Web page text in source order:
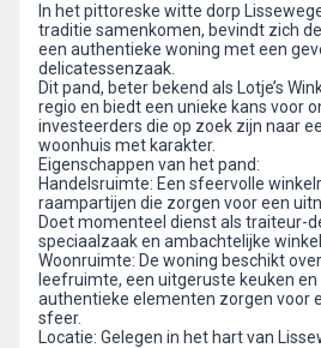
In het pittoreske witte dorp
traditie samenkomen, bevindt zich
een authentieke woning met een
delicatessenzaak.
Dit pand, beter bekend als Lotje’s
regio en biedt een unieke kans voor
investeerders die op zoek zijn naar
woonhuis met karakter.
Eigenschappen van het pand:
Handelsruimte: Een sfeervolle
raampartijen die zorgen voor een
Doet momenteel dienst als traiteur-
speciaalzaak en ambachtelijke winkel.
Woonruimte: De woning beschikt
leefruimte, een uitgeruste keuken en
authentieke elementen zorgen voor
sfeer.
Locatie: Gelegen in het hart van